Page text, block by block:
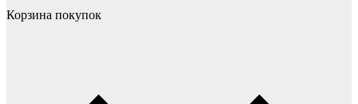
Корзина покупок